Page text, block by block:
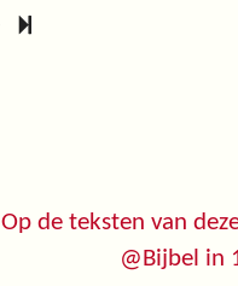
Op de teksten van
@Bijbel in